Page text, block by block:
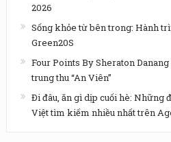
2026
Sống khỏe từ bên trong: Hành
Green20S
Four Points By Sheraton
trung thu “An Viên”
Đi đâu, ăn gì dịp cuối hè: Những
Việt tìm kiếm nhiều nhất trên